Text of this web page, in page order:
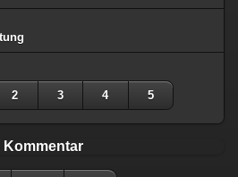
2 3 4 5
Kommentar